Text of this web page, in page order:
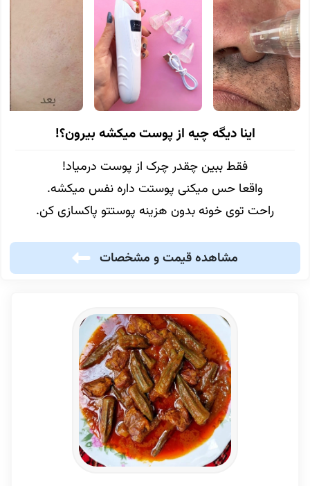
اینا دیگه چیه از پوست میکشه بیرون؟!
فقط ببین چقدر چرک از پوست درمیاد!
واقعا حس میکنی پوستت داره نفس میکشه.
راحت توی خونه بدون هزینه پوستتو پاکسازی کن.
مشاهده قیمت و مشخصات